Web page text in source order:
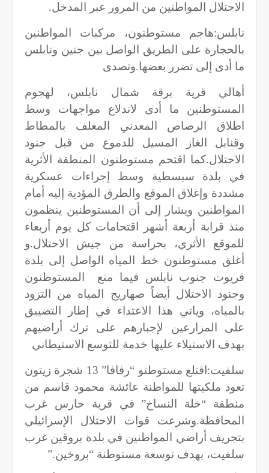
الاحتلال المواطنين من المرور عبر المدخل.
نابلس:هاجم مستوطنون، مركبات المواطنين
بالحجارة على الطريق الواصل بين جنين ونابلس
ما أدى إلى تضرر بعضها.وتصدى
أهالي قرية برقة شمال نابلس، لهجوم
المستوطنين ما أدى لاندلاع مواجهات وسط
اطلاق الرصاص المعدني المغلف بالمطاط
وقنابل الغاز المسيل للدموع من قبل جنود
الاحتلال.كما اقتحم مستوطنون المنطقة الأثرية
في بلدة سبسطية وسط إجراءات عسكرية
مشددة وإغلاق الموقع والطرق المؤدية إليه أمام
المواطنين ويشار إلى أن المستوطنين ينظمون
منذ قرابة أربعة أشهر اقتحامات كل يوم أربعاء
للموقع الأثري، بحراسة من جيش الاحتلال.و
أغلق مستوطنون خط المياه الواصل إلى بلدة
قريوت جنوب نابلس فيما منع المستوطنون
وجنود الاحتلال أيضاً صهاريج المياه من التزود
بالمياه، وياتي هذا الاعتداء في إطار التضييق
على المزارعين لإجبارهم على ترك أراضيهم
بهدف الاستيلاء عليها خدمة للتوسع الاستيطاني
سلفيت:اقتلع مستوطنو “رفافا” 13 شجرة زيتون
تعود ملكيتها للمواطنة عائشة محمود قاسم من
منطقة “خلة النساخ” في قرية حارس غرب
المحافظة.وشرعت قوات الاحتلال الإسرائيلي
بتجريف أراضي المواطنين في بلدة بروقين غرب
سلفيت، بهدف توسعة مستوطنة “بروخين”.